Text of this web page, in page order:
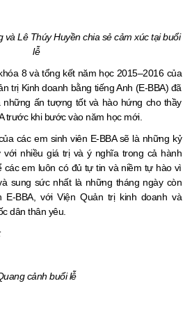
và Lê Thúy Huyền chia sẻ cảm xúc tại buổi
lễ
8 và tổng kết năm học 2015–2016 của
trị Kinh doanh bằng tiếng Anh (E-BBA) đã
những ấn tượng tốt và hào hứng cho thầy
trước khi bước vào năm học mới.
các em sinh viên E-BBA sẽ là những kỷ
với nhiều giá trị và ý nghĩa trong cả hành
các em luôn có đủ tự tin và niềm tự hào vì
sung sức nhất là những tháng ngày còn
BBA, với Viện Quản trị kinh doanh và
dân thân yêu.
cảnh buổi lễ